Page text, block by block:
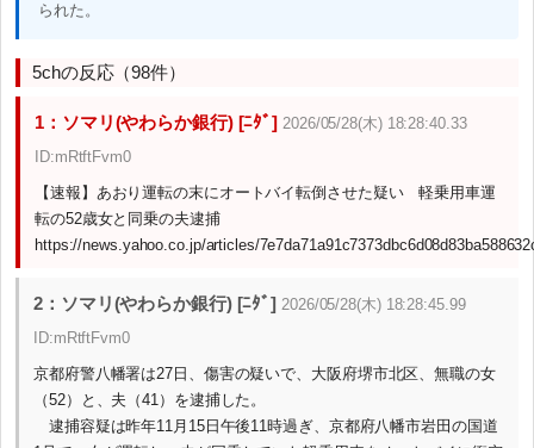
られた。
5chの反応（98件）
1：ソマリ(やわらか銀行) [ﾆﾀﾞ] 2026/05/28(木) 18:28:40.33
ID:mRtftFvm0
【速報】あおり運転の末にオートバイ転倒させた疑い 軽乗用車運
転の52歳女と同乗の夫逮捕
https://news.yahoo.co.jp/articles/
2：ソマリ(やわらか銀行) [ﾆﾀﾞ] 2026/05/28(木) 18:28:45.99
ID:mRtftFvm0
京都府警八幡署は27日、傷害の疑いで、大阪府堺市北区、無職の女
（52）と、夫（41）を逮捕した。
逮捕容疑は昨年11月15日午後11時過ぎ、京都府八幡市岩田の国道